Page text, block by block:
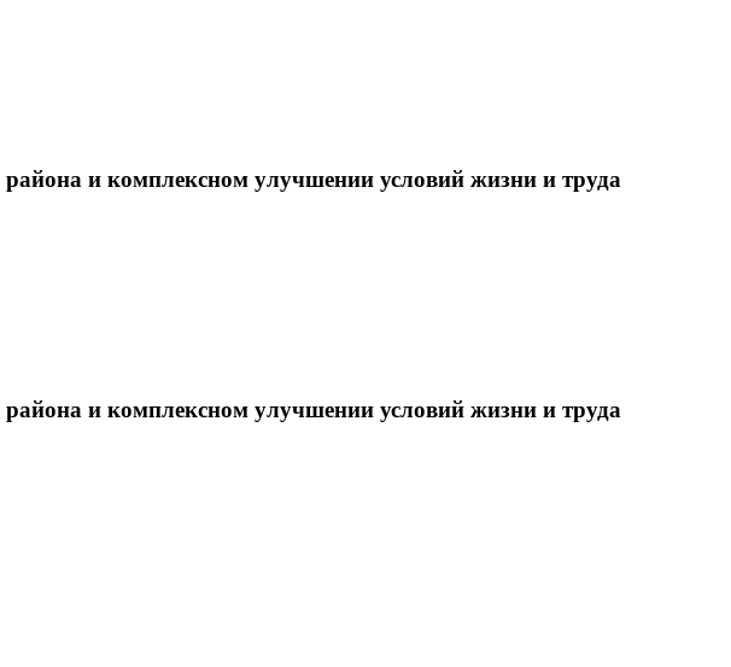
и комплексном улучшении условий жизни и труда
и комплексном улучшении условий жизни и труда